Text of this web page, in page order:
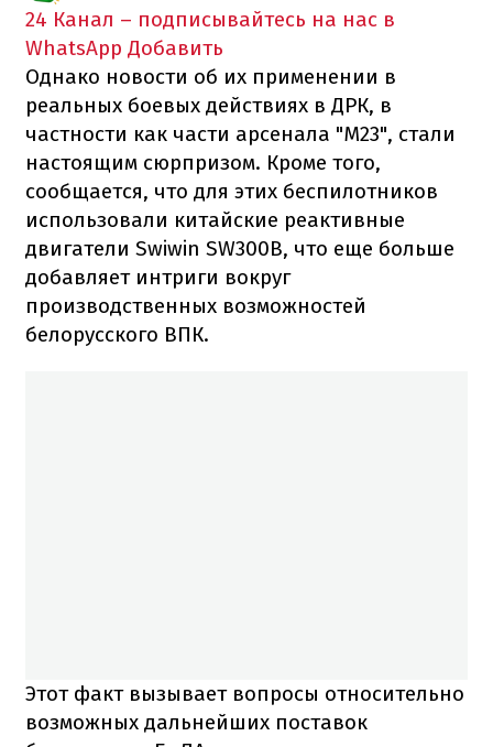
24 Канал – подписывайтесь на нас в
WhatsApp Добавить
Однако новости об их применении в
реальных боевых действиях в ДРК, в
частности как части арсенала "М23", стали
настоящим сюрпризом. Кроме того,
сообщается, что для этих беспилотников
использовали китайские реактивные
двигатели Swiwin SW300B, что еще больше
добавляет интриги вокруг
производственных возможностей
белорусского ВПК.
Этот факт вызывает вопросы относительно
возможных дальнейших поставок